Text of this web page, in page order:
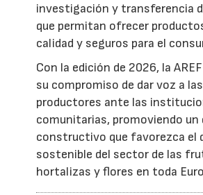
investigación y transferencia
que permitan ofrecer
calidad y seguros para el
Con la edición de 2026, la
su compromiso de dar voz a
productores ante las
comunitarias, promoviendo un
constructivo que favorezca el
sostenible del sector de las
hortalizas y flores en toda